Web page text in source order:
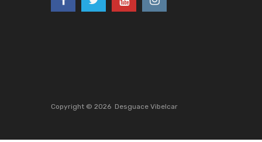
Copyright © 2026 Desguace Vibelcar